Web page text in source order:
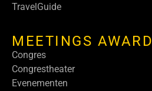
TravelGuide
MEETINGS
Congres
Congrestheater
Evenementen